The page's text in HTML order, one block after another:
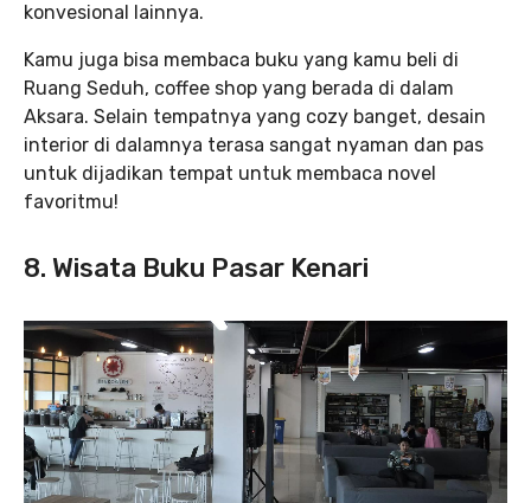
konvesional lainnya.
Kamu juga bisa membaca buku yang kamu beli di
Ruang Seduh, coffee shop yang berada di dalam
Aksara. Selain tempatnya yang cozy banget, desain
interior di dalamnya terasa sangat nyaman dan pas
untuk dijadikan tempat untuk membaca novel
favoritmu!
8. Wisata Buku Pasar Kenari